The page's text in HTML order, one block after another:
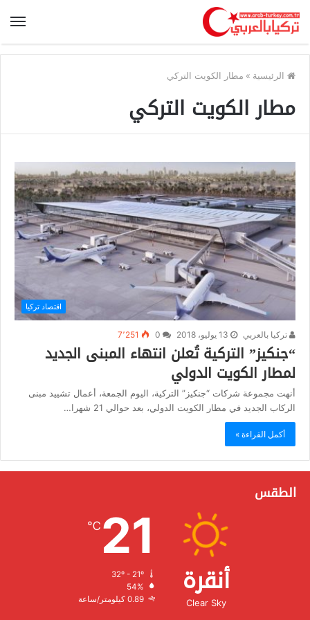
الرئيسية » مطار الكويت التركي
مطار الكويت التركي
اقتصاد تركيا
تركيا بالعربي 13 يوليو، 2018 7٬251
“جنكيز” التركية تُعلن انتهاء المبنى الجديد
لمطار الكويت الدولي
أنهت مجموعة شركات “جنكيز” التركية، اليوم الجمعة، أعمال تشييد مبنى
الركاب الجديد في مطار الكويت الدولي، بعد حوالي 21 شهرا…
أكمل القراءة »
الطقس
أنقرة
Clear Sky
21
℃
الرطوبة:
الرياح: